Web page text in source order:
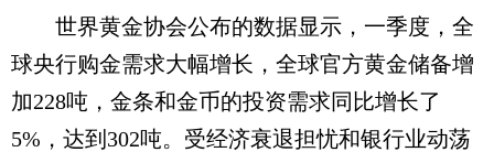
世界黄金协会公布的数据显示，一季度，全
球央行购金需求大幅增长，全球官方黄金储备增
加228吨，金条和金币的投资需求同比增长了
5%，达到302吨。受经济衰退担忧和银行业动荡